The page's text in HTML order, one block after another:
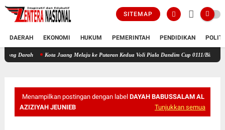
SITEMAP
DAERAH EKONOMI HUKUM PEMERINTAH PENDIDIKAN
Kota Juang Melaju ke Putaran Kedua Voli Piala Dandim Cup 0111/Bireuen
Menampilkan postingan dengan label DAYAH BABUSSALAM AL
AZIZIYAH JEUNIEB
Tunjukkan semua